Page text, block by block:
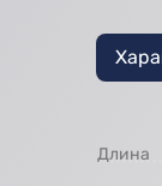
Длина